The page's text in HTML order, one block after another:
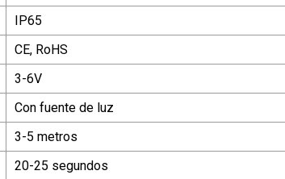
IP65
CE, RoHS
3-6V
Con fuente de luz
3-5 metros
20-25 segundos